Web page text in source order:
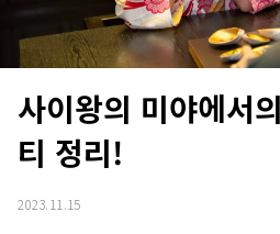
사이왕의 미야에서
티 정리!
2023.11.15